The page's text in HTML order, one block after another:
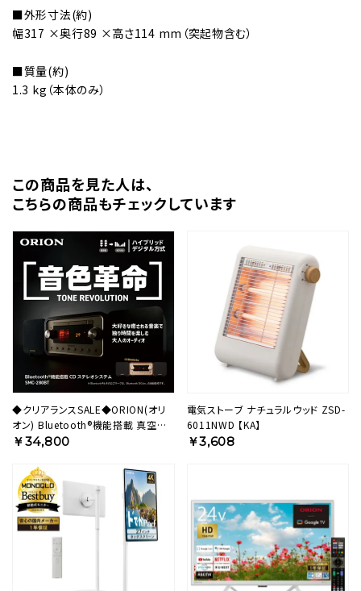
■外形寸法(約)
幅317 ×奥行89 ×高さ114 mm（突起物含む）
■質量(約)
1.3 kg（本体のみ）
この商品を⾒た⼈は、
こちらの商品もチェックしています
◆クリアランスSALE◆ORION(オリ
オン) Bluetooth®機能搭載 真空管
ハイブリッドアンプCDステレオ SMC-
￥34,800
電気ストーブ ナチュラルウッド ZSD-
6011NWD 【KA】
￥3,608